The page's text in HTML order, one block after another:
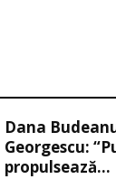
Dana
Georgescu:
propulsează...